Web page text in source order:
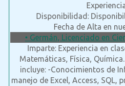
Disponibilidad:
Fecha de Alta en
• Germán, Licenciado en
Imparte: Experiencia en
Matemáticas, Física,
incluye: -Conocimientos de
manejo de Excel, Access, SQL,